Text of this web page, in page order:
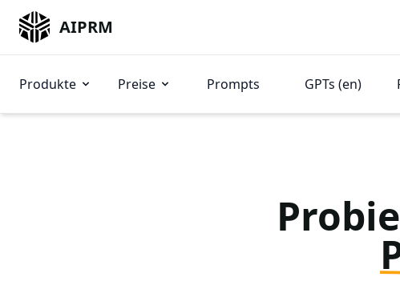
AIPRM
Produkte Preise Prompts GPTs (en)